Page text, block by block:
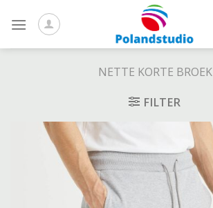
NETTE KORTE BROEK
FILTER